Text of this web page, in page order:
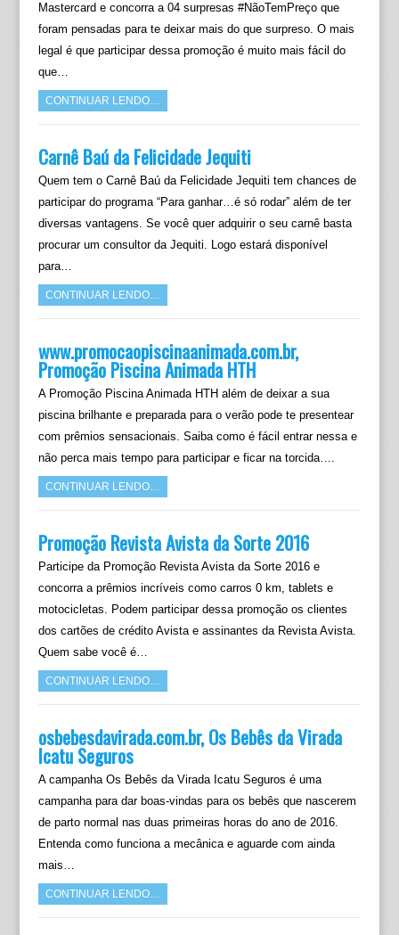
Mastercard e concorra a 04 surpresas #NãoTemPreço que
foram pensadas para te deixar mais do que surpreso. O mais
legal é que participar dessa promoção é muito mais fácil do
que…
CONTINUAR LENDO…
Carnê Baú da Felicidade Jequiti
Quem tem o Carnê Baú da Felicidade Jequiti tem chances de
participar do programa “Para ganhar…é só rodar” além de ter
diversas vantagens. Se você quer adquirir o seu carnê basta
procurar um consultor da Jequiti. Logo estará disponível
para…
CONTINUAR LENDO…
www.promocaopiscinaanimada.com.br,
Promoção Piscina Animada HTH
A Promoção Piscina Animada HTH além de deixar a sua
piscina brilhante e preparada para o verão pode te presentear
com prêmios sensacionais. Saiba como é fácil entrar nessa e
não perca mais tempo para participar e ficar na torcida….
CONTINUAR LENDO…
Promoção Revista Avista da Sorte 2016
Participe da Promoção Revista Avista da Sorte 2016 e
concorra a prêmios incríveis como carros 0 km, tablets e
motocicletas. Podem participar dessa promoção os clientes
dos cartões de crédito Avista e assinantes da Revista Avista.
Quem sabe você é…
CONTINUAR LENDO…
osbebesdavirada.com.br, Os Bebês da Virada
Icatu Seguros
A campanha Os Bebês da Virada Icatu Seguros é uma
campanha para dar boas-vindas para os bebês que nascerem
de parto normal nas duas primeiras horas do ano de 2016.
Entenda como funciona a mecânica e aguarde com ainda
mais…
CONTINUAR LENDO…